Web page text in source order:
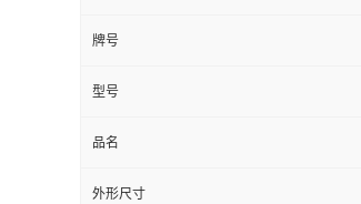
牌号
型号
品名
外形尺寸